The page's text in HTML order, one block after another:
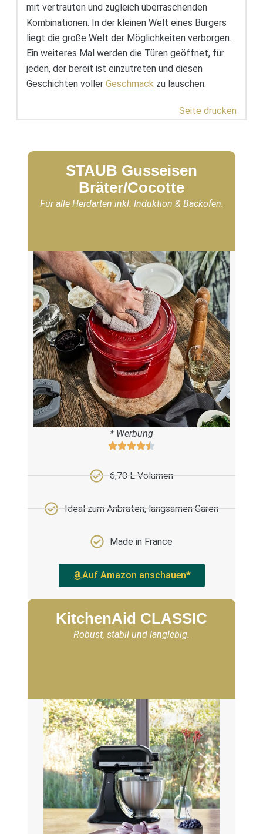
mit vertrauten und zugleich überraschenden
Kombinationen. In der kleinen Welt eines Burgers
liegt die große Welt der Möglichkeiten verborgen.
Ein weiteres Mal werden die Türen geöffnet, für
jeden, der bereit ist einzutreten und diesen
Geschichten voller Geschmackzu lauschen.
Seite drucken
STAUB Gusseisen
Bräter/Cocotte
Für alle Herdarten inkl. Induktion & Backofen.
* Werbung
6,70 L Volumen
Ideal zum Anbraten, langsamen Garen
Made in France
Auf Amazon anschauen*
KitchenAid CLASSIC
Robust, stabil und langlebig.